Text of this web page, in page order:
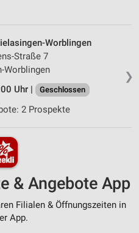
❯
Worblingen
Straße 7
Worblingen
Uhr |
Geschlossen
2 Prospekte
& Angebote App
Filialen & Öffnungszeiten in
App.